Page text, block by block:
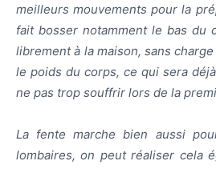
meilleurs mouvements pour la
fait bosser notamment le bas du
librement à la maison, sans
le poids du corps, ce qui sera
ne pas trop souffrir lors de la
La fente marche bien aussi
lombaires, on peut réaliser cela